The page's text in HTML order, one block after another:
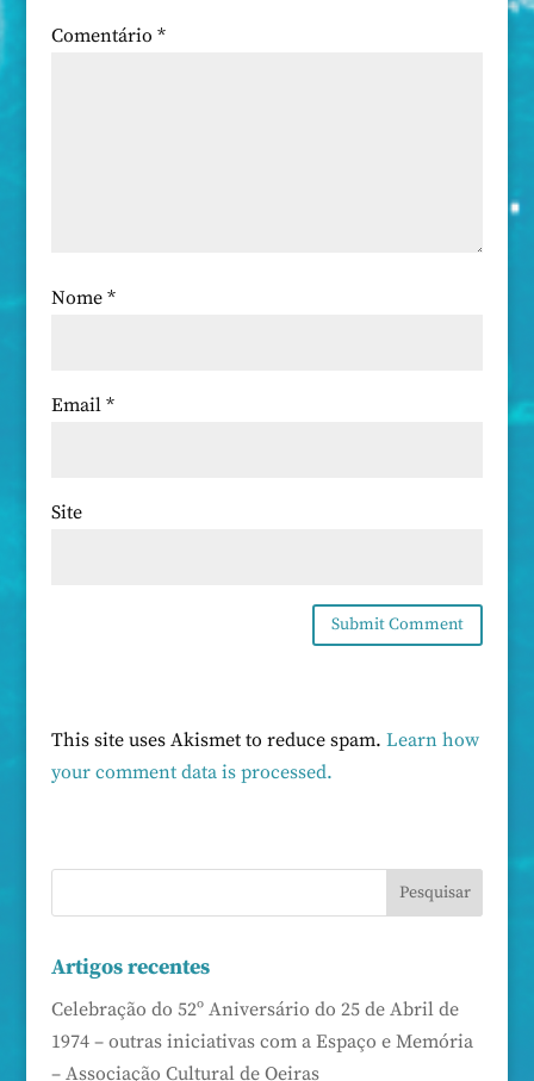
Comentário *
Nome *
Email *
Site
This site uses Akismet to reduce spam. Learn how
your comment data is processed.
Artigos recentes
Celebração do 52º Aniversário do 25 de Abril de
1974 – outras iniciativas com a Espaço e Memória
– Associação Cultural de Oeiras